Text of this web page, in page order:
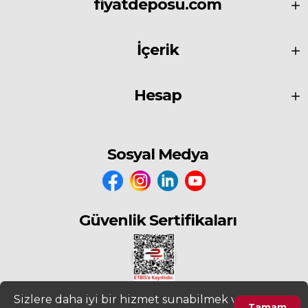
fiyatdeposu.com
İçerik
Hesap
Sosyal Medya
Güvenlik Sertifikaları
Sizlere daha iyi bir hizmet sunabilmek ve